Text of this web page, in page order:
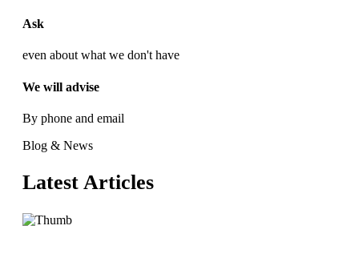
Ask
even about what we don't have
We will advise
By phone and email
Blog & News
Latest Articles